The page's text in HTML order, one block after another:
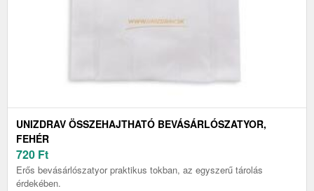
UNIZDRAV ÖSSZEHAJTHATÓ BEVÁSÁRLÓSZATYOR,
FEHÉR
720 Ft
Erős bevásárlószatyor praktikus tokban, az egyszerű tárolás
érdekében.